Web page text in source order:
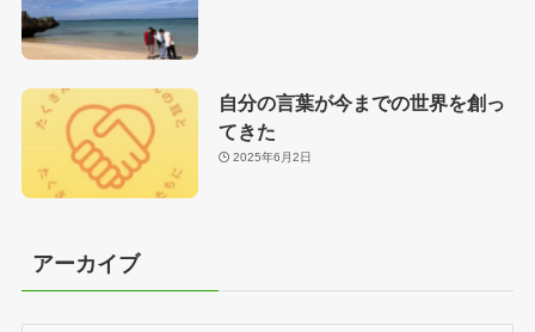
自分の言葉が今までの世界を創っ
てきた
2025年6月2日
アーカイブ